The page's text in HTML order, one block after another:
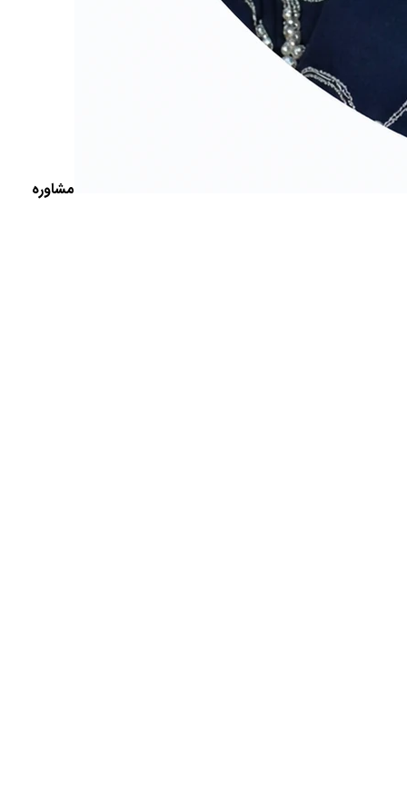
مشاوره